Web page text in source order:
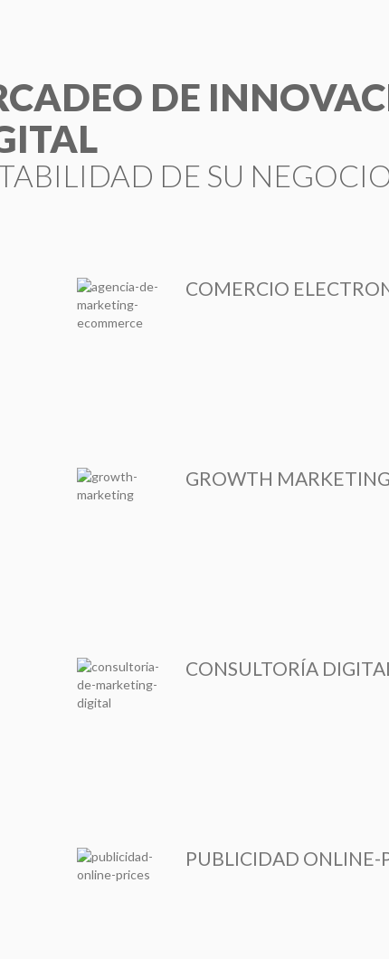
DE
DE SU
COMERCIO
GROWTH MARKETING
CONSULTORÍA DIGITAL
PUBLICIDAD ONLINE-